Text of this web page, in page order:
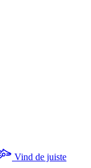
Vind de juiste